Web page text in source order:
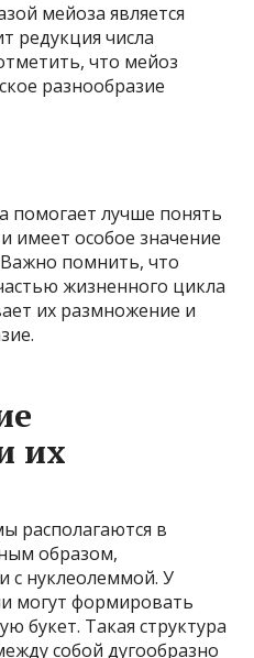
мейоза является
редукция числа
что мейоз
разнообразие
помогает лучше понять
имеет особое значение
Важно помнить, что
жизненного цикла
их размножение и
их
располагаются в
образом,
с нуклеолеммой. У
могут формировать
букет. Такая структура
собой дугообразно